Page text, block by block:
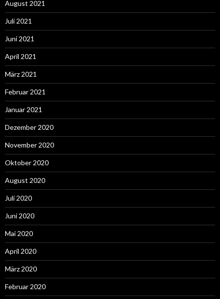
August 2021
Juli 2021
Juni 2021
April 2021
März 2021
Februar 2021
Januar 2021
Dezember 2020
November 2020
Oktober 2020
August 2020
Juli 2020
Juni 2020
Mai 2020
April 2020
März 2020
Februar 2020